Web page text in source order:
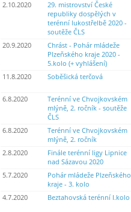
2.10.2020
29. mistrovství České
republiky dospělých v
terénní lukostřelbě 2020 -
soutěže ČLS
20.9.2020
Chrást - Pohár mládeže
Plzeňského kraje 2020 -
5.kolo (+ vyhlášení)
11.8.2020 Soběšická terčová
6.8.2020
Terénní ve Chvojkovském
mlýně, 2. ročník - soutěže
ČLS
6.8.2020
Terénní ve Chvojkovském
mlýně, 2. ročník
2.8.2020
Finále terénní ligy Lipnice
nad Sázavou 2020
5.7.2020
Pohár mládeže Plzeňského
kraje - 3. kolo
4.7.2020 Beztahovská terénní I.kolo